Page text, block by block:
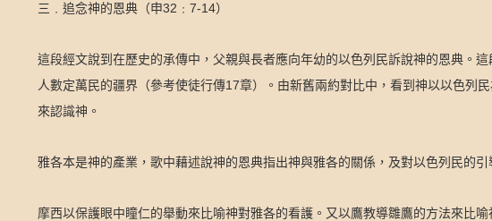
三﹒追念神的恩典（申32 ﹕ 7-14）
這段經文說到在歷史的承傳中，父親與長者應向年幼的以色列民訴說神的恩典。
人數定萬民的疆界（參考使徒行傳17章）。由新舊兩約對比中，看到神以以色列
來認識神。
雅各本是神的產業，歌中藉述說神的恩典指出神與雅各的關係，及對以色列民的引
摩西以保護眼中瞳仁的舉動來比喻神對雅各的看護。又以鷹教導雛鷹的方法來比